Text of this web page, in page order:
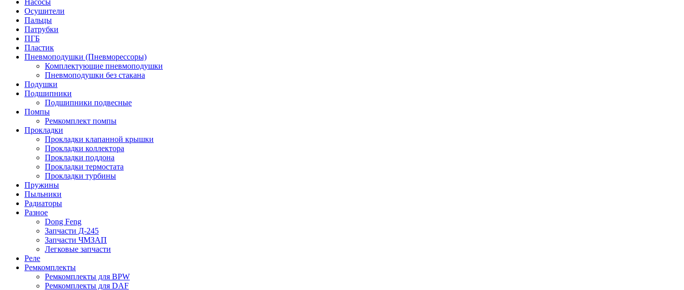
Осушители
Пальцы
Патрубки
ПГБ
Пластик
Пневмоподушки (Пневморессоры)
Комплектующие пневмоподушки
Пневмоподушки без стакана
Подушки
Подшипники
Подшипники подвесные
Помпы
Ремкомплект помпы
Прокладки
Прокладки клапанной крышки
Прокладки коллектора
Прокладки поддона
Прокладки термостата
Прокладки турбины
Пружины
Пыльники
Радиаторы
Разное
Dong Feng
Запчасти Д-245
Запчасти ЧМЗАП
Легковые запчасти
Реле
Ремкомплекты
Ремкомплекты для BPW
Ремкомплекты для DAF